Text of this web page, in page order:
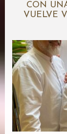
CON
VUELVE